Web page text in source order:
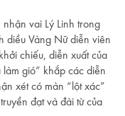
vai Lý Linh trong
diều Vàng Nữ diễn viên
chiếu, diễn xuất của
gió” khắp các diễn
xét có màn “lột xác”
đạt và đài từ của